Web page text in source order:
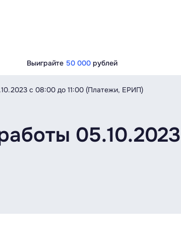
Выиграйте 50 000 рублей
c 08:00 до 11:00 (Платежи, ЕРИП)